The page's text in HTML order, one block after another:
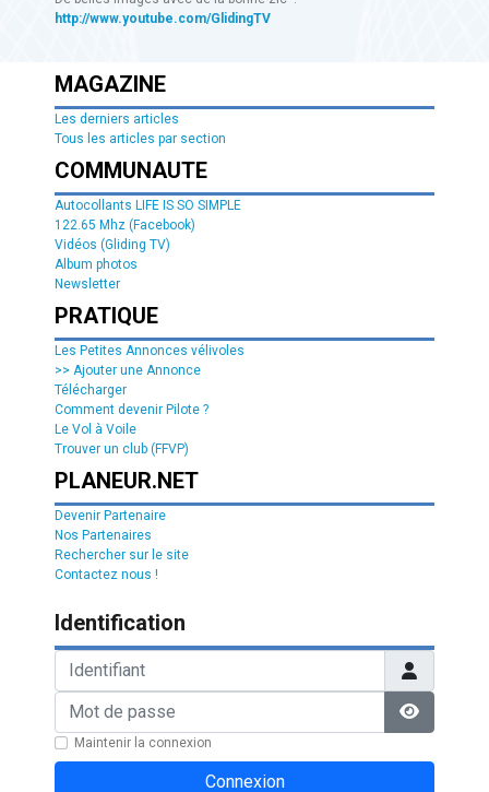
http://www.youtube.com/GlidingTV
MAGAZINE
Les derniers articles
Tous les articles par section
COMMUNAUTE
Autocollants LIFE IS SO SIMPLE
122.65 Mhz (Facebook)
Vidéos (Gliding TV)
Album photos
Newsletter
PRATIQUE
Les Petites Annonces vélivoles
>> Ajouter une Annonce
Télécharger
Comment devenir Pilote ?
Le Vol à Voile
Trouver un club (FFVP)
PLANEUR.NET
Devenir Partenaire
Nos Partenaires
Rechercher sur le site
Contactez nous !
Identification
Afficher
Maintenir la connexion
Connexion